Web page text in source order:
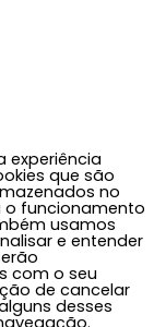
experiência
que são
no
o funcionamento
usamos
e entender
com o seu
de cancelar
desses